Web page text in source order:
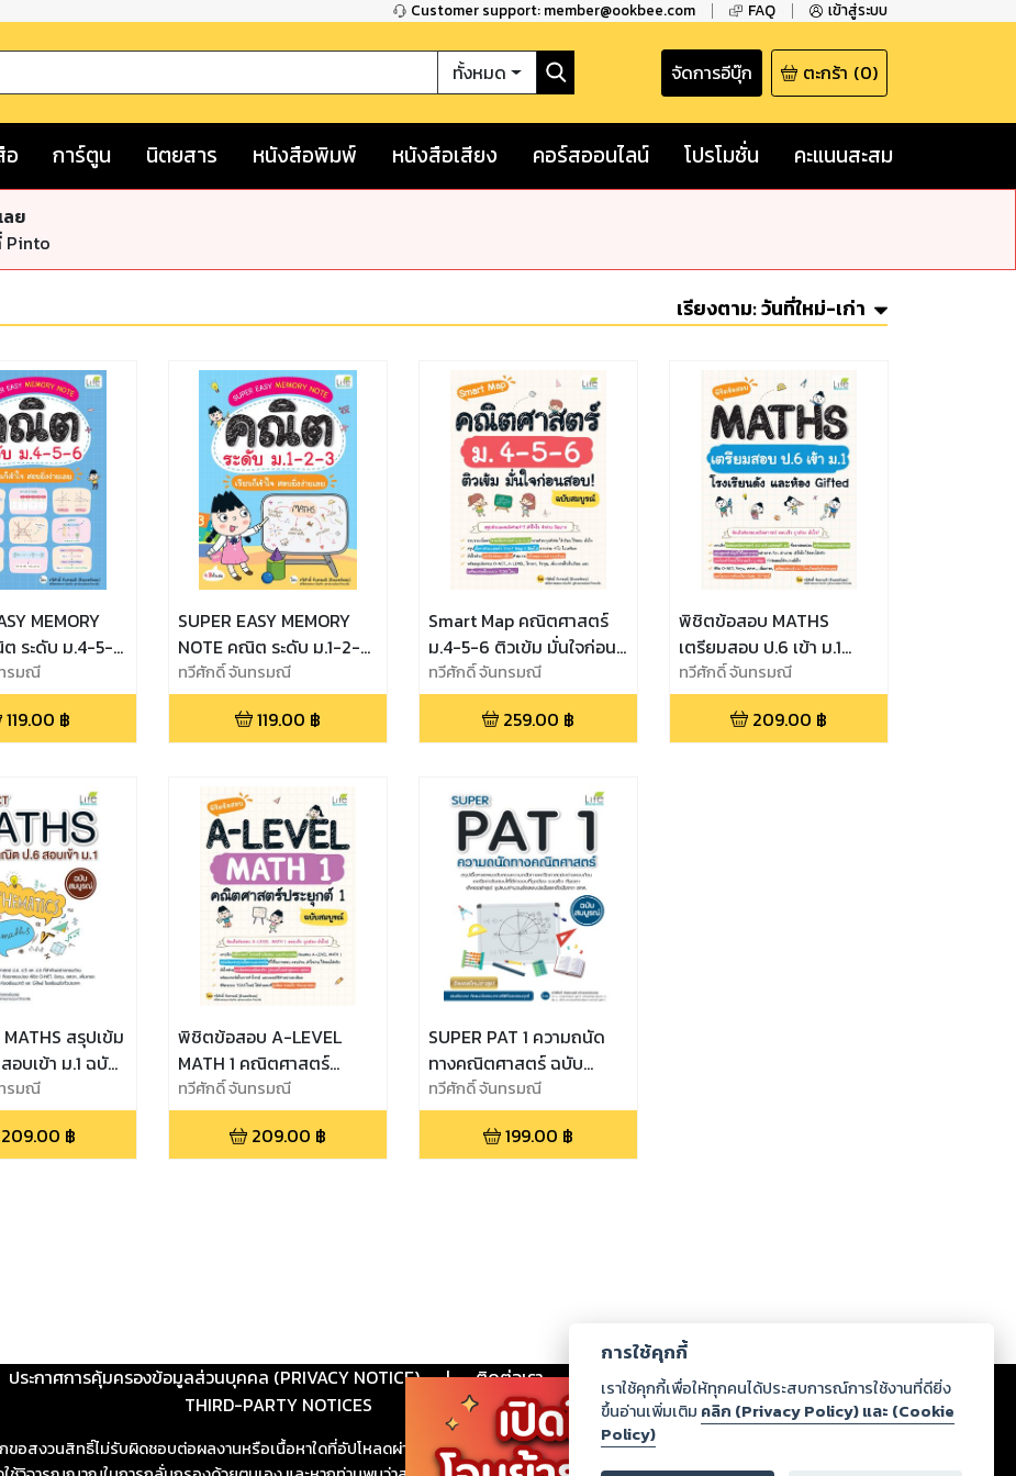
Customer support: member@ookbee.com FAQ เข้าสู่ระบบ
ทั้งหมด จัดการอีบุ๊ก ตะกร้า (0)
อ การ์ตูน นิตยสาร หนังสือพิมพ์ หนังสือเสียง คอร์สออนไลน์ โปรโมชั่น คะแนนสะสม
ลย
Pinto
เรียงตาม:วันที่ใหม่-เก่า
MEMORY
ระดับ ม.4-5-6
สอบยิ่งง่ายเลย
รมณี
119.00 ฿
SUPER EASY MEMORY
NOTE คณิต ระดับ ม.1-2-3
เรียนก็เข้าใจ สอบยิ่งง่ายเลย
ทวีศักดิ์ จันทรมณี
119.00 ฿
Smart Map คณิตศาสตร์
ม.4-5-6 ติวเข้ม มั่นใจก่อน
สอบ! ฉบับสมบูรณ์
ทวีศักดิ์ จันทรมณี
259.00 ฿
พิชิตข้อสอบ MATHS
เตรียมสอบ ป.6 เข้า ม.1
โรงเรียนดัง และห้อง Gifted
ทวีศักดิ์ จันทรมณี
209.00 ฿
MATHS สรุปเข้ม
บเข้า ม.1 ฉบับ
รมณี
209.00 ฿
พิชิตข้อสอบ A-LEVEL
MATH 1 คณิตศาสตร์
ประยุกต์ 1 ฉบับสมบูรณ์
ทวีศักดิ์ จันทรมณี
209.00 ฿
SUPER PAT 1 ความถนัด
ทางคณิตศาสตร์ ฉบับ
สมบูรณ์
ทวีศักดิ์ จันทรมณี
199.00 ฿
ประกาศการคุ้มครองข้อมูลส่วนบุคคล (PRIVACY NOTICE) | ติดต่อเรา ร่วมงานกับเรา ดาวน์โหลด
THIRD-PARTY NOTICES
อสงวนสิทธิ์ไม่รับผิดชอบต่อผลงานหรือเนื้อหาใดที่อัปโหลดผ่านเว็บไซต์และปรากฏว่าละเมิดสิทธิในทรัพย์สินทางปัญญาของบุคคลอื่นหรือ
การใช้คุกกี้
เราใช้คุกกี้เพื่อให้ทุกคนได้ประสบการณ์การใช้งานที่ดียิ่ง
ขึ้นอ่านเพิ่มเติม คลิก (Privacy Policy) และ (Cookie
Policy)